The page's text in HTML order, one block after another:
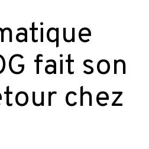
fait son
chez